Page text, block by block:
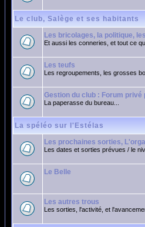
Le club, Salège et ses habitants
Les bricolages, la politique,
Et aussi les conneries, et tout ce
Les teufs
Les regroupements, les grosses
Gestion du club : Forum
La paperasse du bureau...
La spéléo sur l'Estélas
Les prochaines sorties,
Les dates et sorties prévues / le
Le Belle
Les autres trous
Les sorties, l'activité, et